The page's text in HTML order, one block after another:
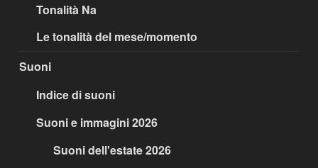
Tonalità Na
Le tonalità del mese/momento
Suoni
Indice di suoni
Suoni e immagini 2026
Suoni dell'estate 2026